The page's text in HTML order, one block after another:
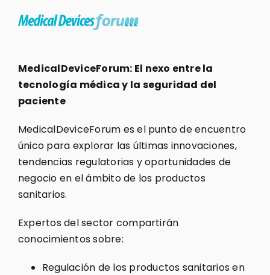
MedicalDeviceForum: El nexo entre la
tecnología médica y la seguridad del
paciente
MedicalDeviceForum es el punto de encuentro
único para explorar las últimas innovaciones,
tendencias regulatorias y oportunidades de
negocio en el ámbito de los productos
sanitarios.
Expertos del sector compartirán
conocimientos sobre:
Regulación de los productos sanitarios en